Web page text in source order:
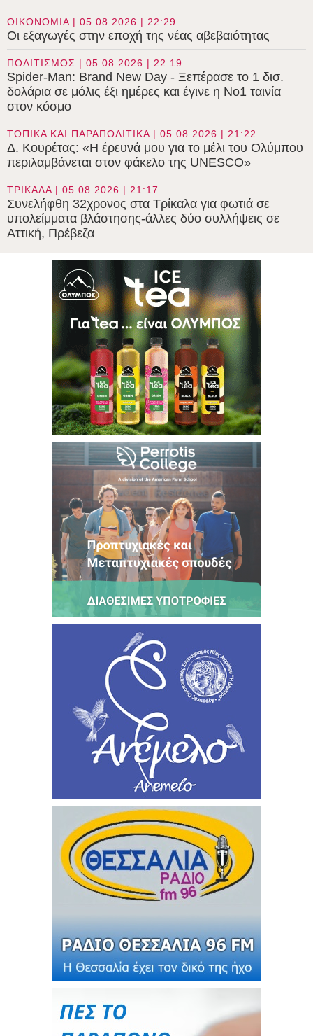
ΟΙΚΟΝΟΜΙΑ | 05.08.2026 | 22:29
Οι εξαγωγές στην εποχή της νέας αβεβαιότητας
ΠΟΛΙΤΙΣΜΟΣ | 05.08.2026 | 22:19
Spider-Man: Brand New Day - Ξεπέρασε το 1 δισ.
δολάρια σε μόλις έξι ημέρες και έγινε η Νο1 ταινία
στον κόσμο
ΤΟΠΙΚΑ ΚΑΙ ΠΑΡΑΠΟΛΙΤΙΚΑ | 05.08.2026 | 21:22
Δ. Κουρέτας: «Η έρευνά μου για το μέλι του Ολύμπου
περιλαμβάνεται στον φάκελο της UNESCO»
ΤΡΙΚΑΛΑ | 05.08.2026 | 21:17
Συνελήφθη 32χρονος στα Τρίκαλα για φωτιά σε
υπολείμματα βλάστησης-άλλες δύο συλλήψεις σε
Αττική, Πρέβεζα